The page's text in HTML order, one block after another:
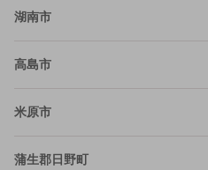
湖南市
高島市
米原市
蒲生郡日野町